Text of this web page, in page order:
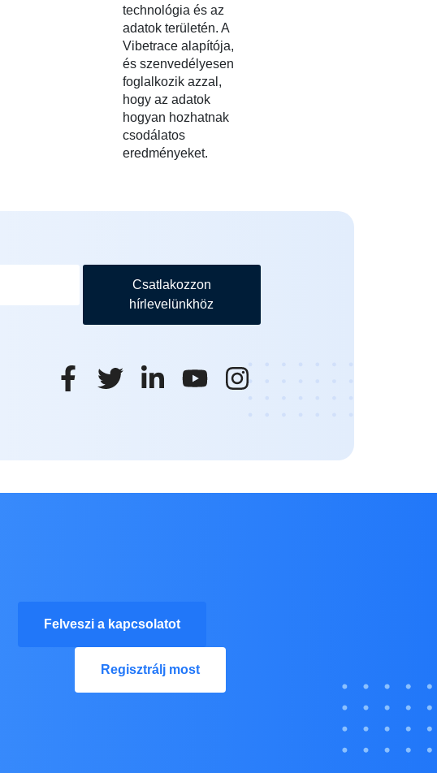
technológia és az
adatok területén. A
Vibetrace alapítója,
és szenvedélyesen
foglalkozik azzal,
hogy az adatok
hogyan hozhatnak
csodálatos
eredményeket.
Csatlakozzon
hírlevelünkhöz
Felveszi a kapcsolatot
Regisztrálj most